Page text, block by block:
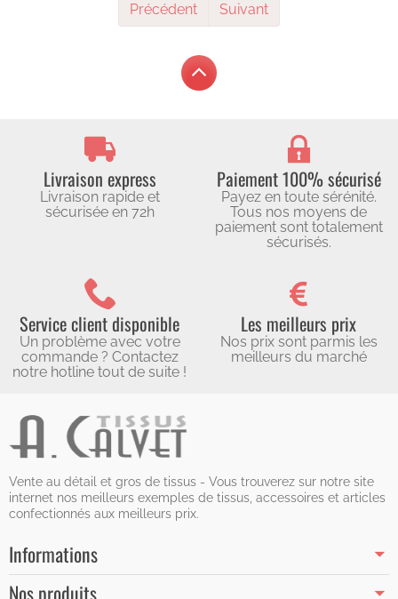
Précédent
Suivant
Livraison express
Livraison rapide et
sécurisée en 72h
Paiement 100% sécurisé
Payez en toute sérénité.
Tous nos moyens de
paiement sont totalement
sécurisés.
Service client disponible
Un problème avec votre
commande ? Contactez
notre hotline tout de suite !
Les meilleurs prix
Nos prix sont parmis les
meilleurs du marché
Vente au détail et gros de tissus - Vous trouverez sur notre site
internet nos meilleurs exemples de tissus, accessoires et articles
confectionnés aux meilleurs prix.
Informations
Nos produits